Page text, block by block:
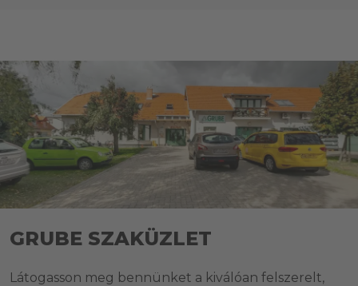
GRUBE SZAKÜZLET
Látogasson meg bennünket a kiválóan felszerelt,